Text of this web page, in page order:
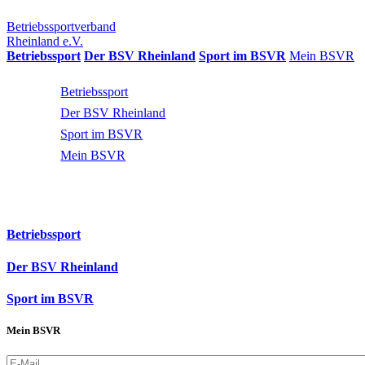
Betriebssportverband
Rheinland e.V.
Betriebssport Der BSV Rheinland Sport im BSVR Mein BSVR
Betriebssport
Der BSV Rheinland
Sport im BSVR
Mein BSVR
Betriebssport
Der BSV Rheinland
Sport im BSVR
Mein BSVR